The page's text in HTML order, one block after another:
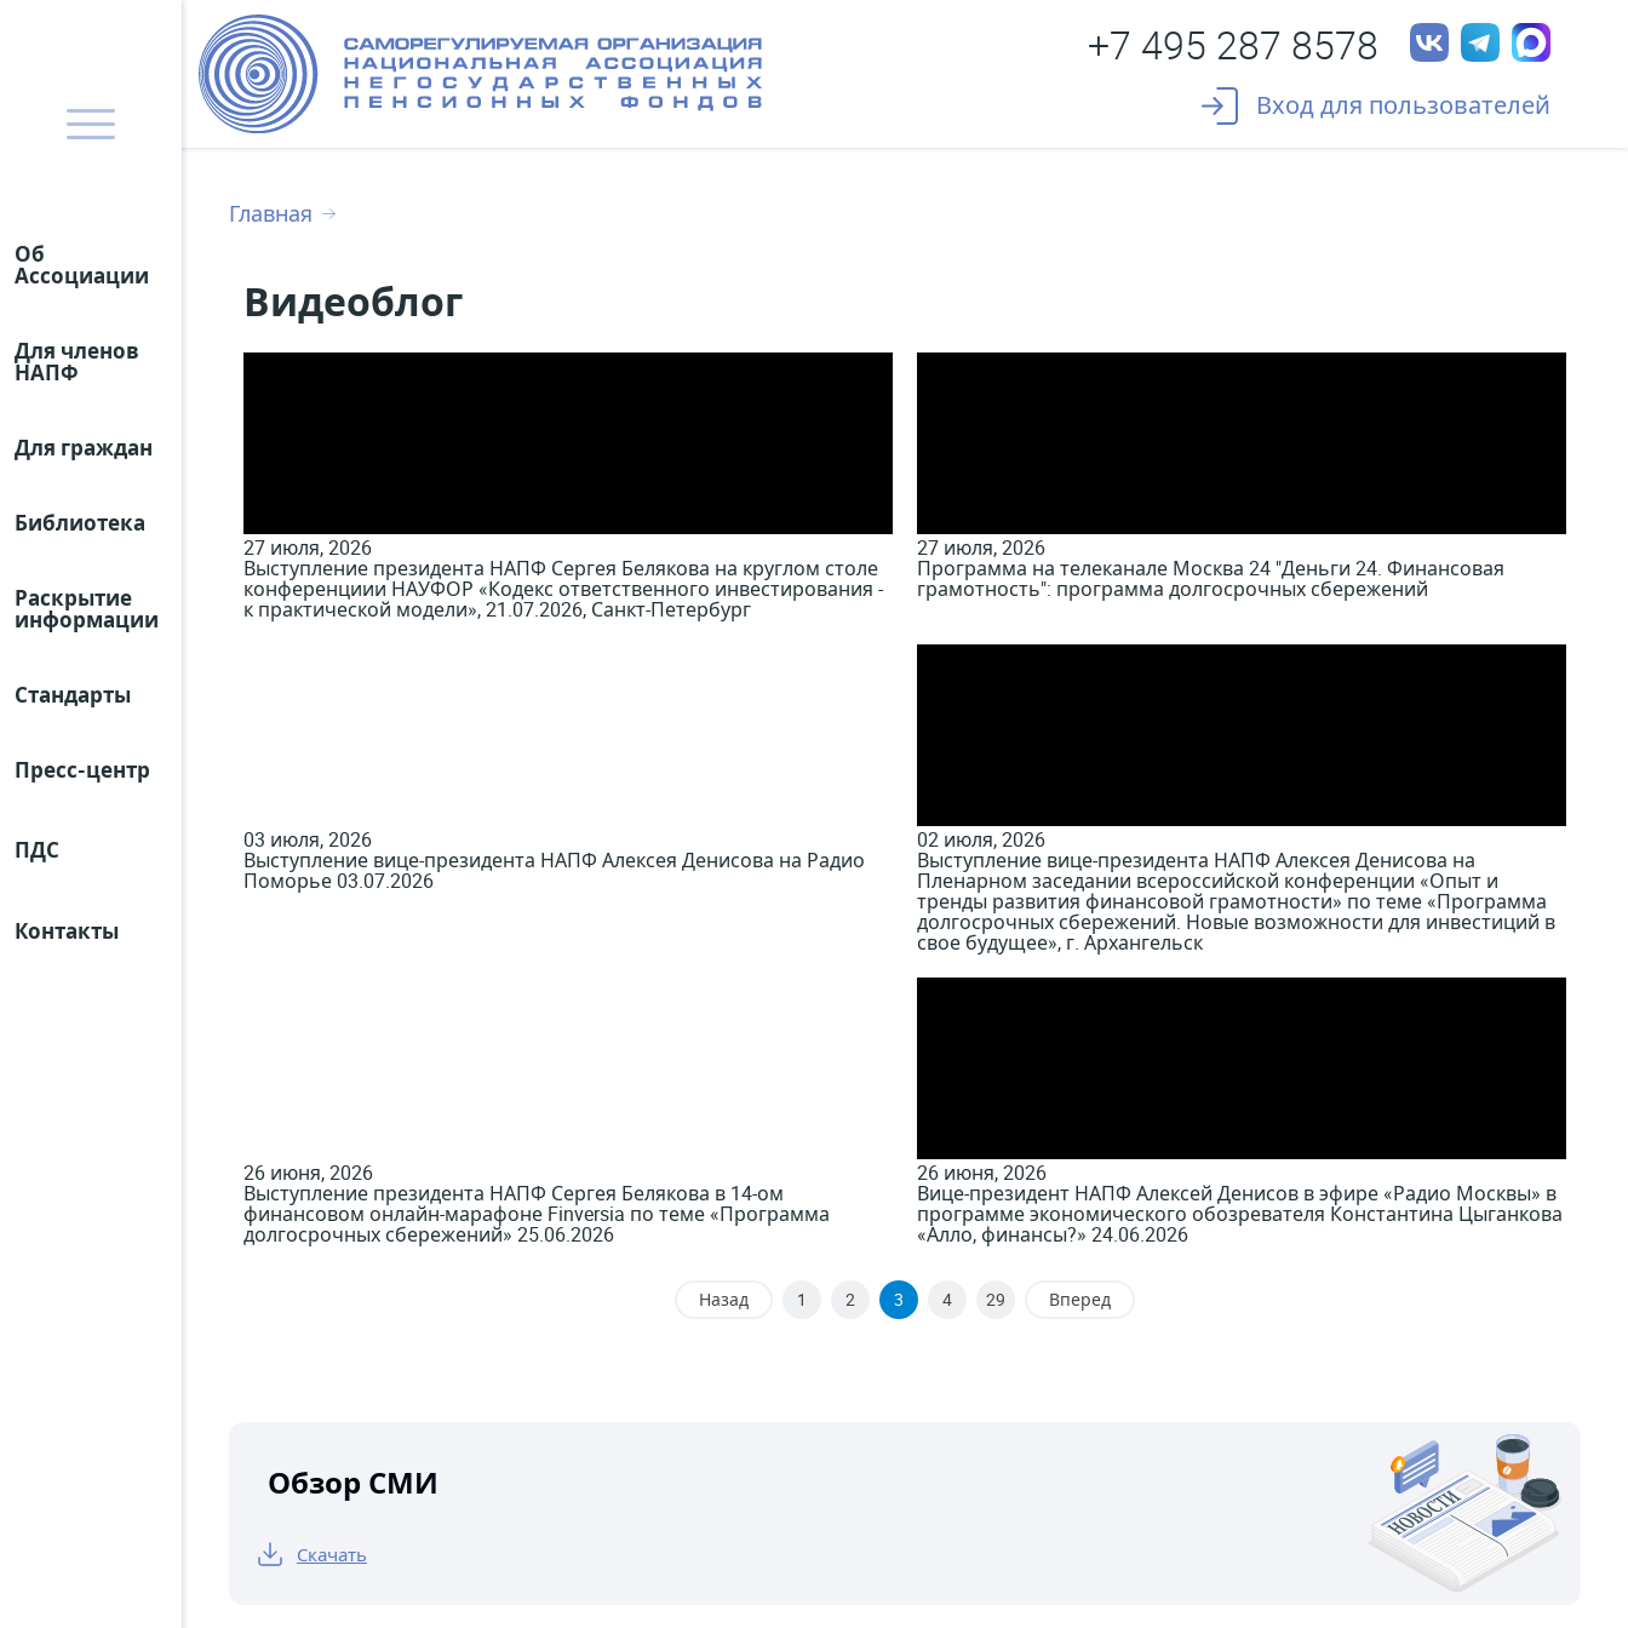
Об
Ассоциации
Для членов
НАПФ
Для граждан
Библиотека
Раскрытие
информации
Стандарты
Пресс-центр
ПДС
Контакты
+7 495 287 8578
Вход для пользователей
Главная
Видеоблог
27 июля, 2026
Выступление президента НАПФ Сергея Белякова на круглом столе
конференциии НАУФОР «Кодекс ответственного инвестирования -
к практической модели», 21.07.2026, Санкт-Петербург
27 июля, 2026
Программа на телеканале Москва 24 "Деньги 24. Финансовая
грамотность": программа долгосрочных сбережений
03 июля, 2026
Выступление вице-президента НАПФ Алексея Денисова на Радио
Поморье 03.07.2026
02 июля, 2026
Выступление вице-президента НАПФ Алексея Денисова на
Пленарном заседании всероссийской конференции «Опыт и
тренды развития финансовой грамотности» по теме «Программа
долгосрочных сбережений. Новые возможности для инвестиций в
свое будущее», г. Архангельск
26 июня, 2026
Выступление президента НАПФ Сергея Белякова в 14-ом
финансовом онлайн-марафоне Finversia по теме «Программа
долгосрочных сбережений» 25.06.2026
26 июня, 2026
Вице-президент НАПФ Алексей Денисов в эфире «Радио Москвы» в
программе экономического обозревателя Константина Цыганкова
«Алло, финансы?» 24.06.2026
Назад 1 2 3 4 29 Вперед
Обзор СМИ
Скачать